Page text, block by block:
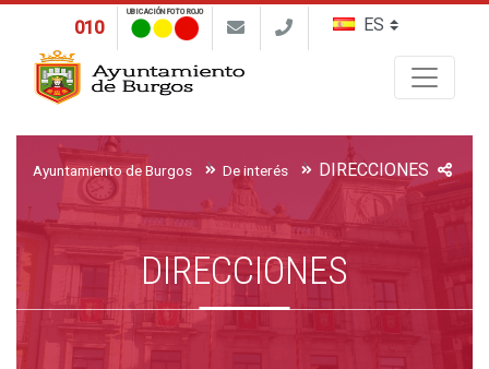
010
UBICACIÓN FOTO ROJO
Ayuntamiento de Burgos De interés DIRECCIONES
DIRECCIONES